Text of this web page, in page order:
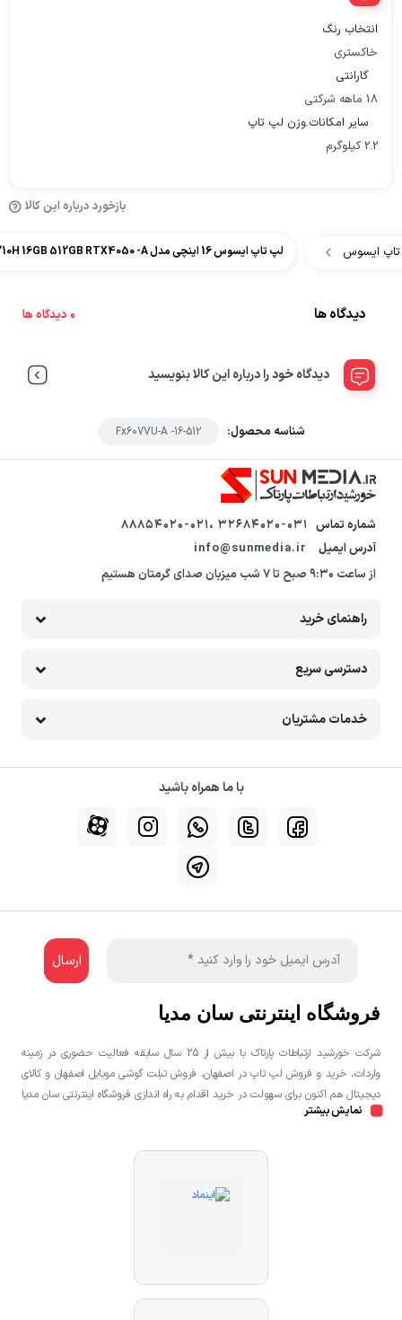
انتخاب رنگ
خاکستری
گارانتی
18 ماهه شرکتی
سایر امکانات.وزن لپ تاپ
2.2 کیلوگرم
بازخورد درباره این کالا
ایسوس لپ تاپ ایسوس 16 اینچی مدل ASUS TUF GAMING F16 Fx607VU Core 5 210H 16GB 512GB RTX4050 -A
دیدگاه ها 0 دیدگاه ها
دیدگاه خود را درباره این کالا بنویسید
شناسه محصول: Fx607VU-A -16-512
شماره تماس 32684020-031 ،88854020-021
آدرس ایمیل
از ساعت 9:30 صبح تا 7 شب میزبان صدای گرمتان هستیم
راهنمای خرید
دسترسی سریع
خدمات مشتریان
با ما همراه باشید
فروشگاه اینترنتی سان مدیا
شرکت خورشید ارتباطات پارتاک با بیش از 25 سال سابقه فعالیت حضوری در زمینه
واردات، خرید و فروش لپ تاپ در اصفهان، فروش تبلت گوشی موبایل اصفهان و کالای
دیجیتال هم اکنون برای سهولت در خرید اقدام به راه اندازی فروشگاه اینترنتی سان مدیا
نموده است تا مشتریان عزیز یک خرید راحت و مطمئن با بهترین قیمت را تجربه
در اصفهان به صورت حضوری و یا اینترنتی اقدام نمائید.
نمایش بیشتر